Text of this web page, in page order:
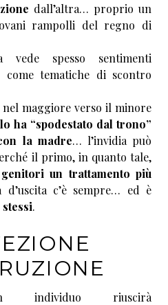
dall’altra… proprio un
rampolli del regno di
vede spesso sentimenti
come tematiche di scontro
maggiore verso il minore
ha “spodestato dal trono”
la madre… l’invidia può
il primo, in quanto tale,
un trattamento più
c’è sempre… ed è
.
riuscirà